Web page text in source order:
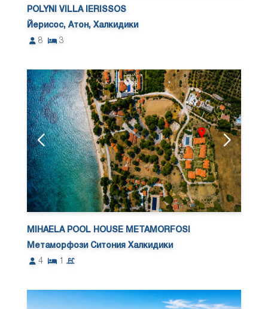
POLYNI VILLA IERISSOS
Йерисос, Атон, Халкидики
8
3
MIHAELA POOL HOUSE METAMORFOSI
Метаморфози Ситония Халкидики
4
1